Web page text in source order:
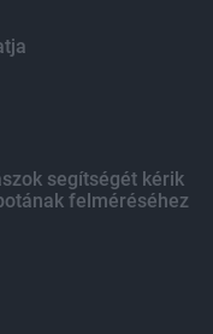
segítségét kérik
felméréséhez